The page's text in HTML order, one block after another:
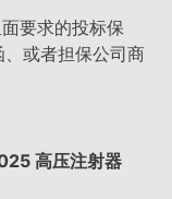
要求的投标保
或者担保公司商
高压注射器